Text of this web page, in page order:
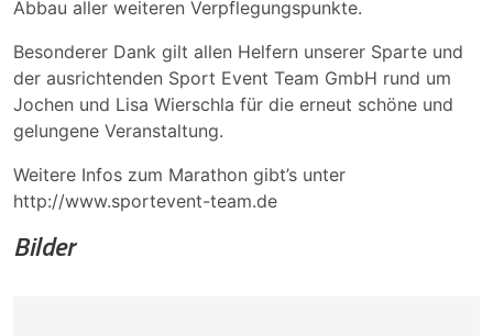
Abbau aller weiteren Verpflegungspunkte.
Besonderer Dank gilt allen Helfern unserer Sparte und
der ausrichtenden Sport Event Team GmbH rund um
Jochen und Lisa Wierschla für die erneut schöne und
gelungene Veranstaltung.
Weitere Infos zum Marathon gibt’s unter
http://www.sportevent-team.de
Bilder